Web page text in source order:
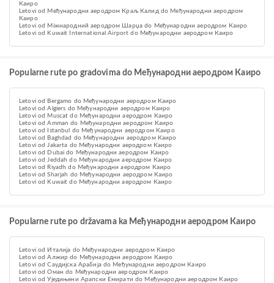
Каиро
Letovi od Међународни аеродром Краљ Калид do Међународни аеродром
Каиро
Letovi od Міжнародний аеродром Шарџа do Међународни аеродром Каиро
Letovi od Kuwait International Airport do Међународни аеродром Каиро
Popularne rute po gradovima do Међународни аеродром Каиро
Letovi od Bergamo do Међународни аеродром Каиро
Letovi od Algiers do Међународни аеродром Каиро
Letovi od Muscat do Међународни аеродром Каиро
Letovi od Amman do Међународни аеродром Каиро
Letovi od Istanbul do Међународни аеродром Каиро
Letovi od Baghdad do Међународни аеродром Каиро
Letovi od Jakarta do Међународни аеродром Каиро
Letovi od Dubai do Међународни аеродром Каиро
Letovi od Jeddah do Међународни аеродром Каиро
Letovi od Riyadh do Међународни аеродром Каиро
Letovi od Sharjah do Међународни аеродром Каиро
Letovi od Kuwait do Међународни аеродром Каиро
Popularne rute po državama ka Међународни аеродром Каиро
Letovi od Италија do Међународни аеродром Каиро
Letovi od Алжир do Међународни аеродром Каиро
Letovi od Саудијска Арабија do Међународни аеродром Каиро
Letovi od Оман do Међународни аеродром Каиро
Letovi od Уједињени Арапски Емирати do Међународни аеродром Каиро